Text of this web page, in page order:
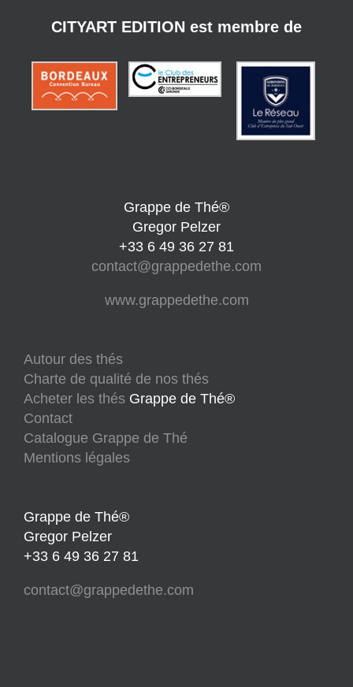
CITYART EDITION est membre de
Grappe de Thé®
Gregor Pelzer
+33 6 49 36 27 81
contact@grappedethe.com
www.grappedethe.com
Autour des thés
Charte de qualité de nos thés
Acheter les thés Grappe de Thé®
Contact
Catalogue Grappe de Thé
Mentions légales
Grappe de Thé®
Gregor Pelzer
+33 6 49 36 27 81
contact@grappedethe.com